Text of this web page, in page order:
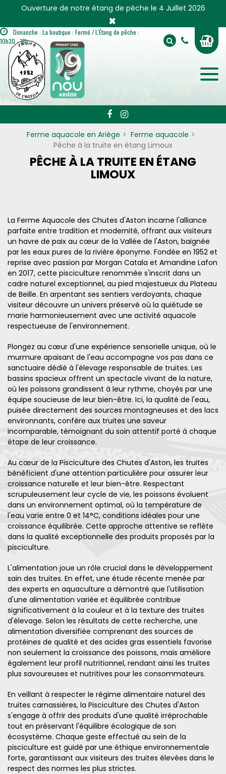
Ouverture de notre étang de pêche le 4 Juillet 2026
×
Dimanche : La boutique : Fermé / L'Étang de pêche :
10h30 - 18h
0
Ferme aquacole en Ariège
Ferme aquacole
Pêche à la truite en étang Limoux
PÊCHE À LA TRUITE EN ÉTANG
LIMOUX
La Ferme Aquacole des Chutes d'Aston incarne l'alliance
parfaite entre tradition et modernité, offrant aux visiteurs
un havre de paix au cœur de la Vallée de l'Aston, baignée
par les eaux pures de la rivière éponyme. Fondée en 1952 et
reprise avec passion par Morgan Catala et Amandine Lafon
en 2017, cette pisciculture renommée s'inscrit dans un
cadre naturel exceptionnel, au pied majestueux du Plateau
de Beille. En arpentant ses sentiers verdoyants, chaque
visiteur découvre un univers préservé où la quiétude se
marie harmonieusement avec une activité aquacole
respectueuse de l'environnement.
Plongez au cœur d'une expérience sensorielle unique, où le
murmure apaisant de l'eau accompagne vos pas dans ce
sanctuaire dédié à l'élevage responsable de truites. Les
bassins spacieux offrent un spectacle vivant de la nature,
où les poissons grandissent à leur rythme, choyés par une
équipe soucieuse de leur bien-être. Ici, la qualité de l'eau,
puisée directement des sources montagneuses et des lacs
environnants, confère aux truites une saveur
incomparable, témoignant du soin attentif porté à chaque
étape de leur croissance.
Au cœur de la Pisciculture des Chutes d'Aston, les truites
bénéficient d'une attention particulière pour assurer leur
croissance naturelle et leur bien-être. Respectant
scrupuleusement leur cycle de vie, les poissons évoluent
dans un environnement optimal, où la température de
l'eau varie entre 0 et 14°C, conditions idéales pour une
croissance équilibrée. Cette approche attentive se reflète
dans la qualité exceptionnelle des produits proposés par la
pisciculture.
L'alimentation joue un rôle crucial dans le développement
sain des truites. En effet, une étude récente menée par
des experts en aquaculture a démontré que l'utilisation
d'une alimentation variée et équilibrée contribue
significativement à la couleur et à la texture des truites
d'élevage. Selon les résultats de cette recherche, une
alimentation diversifiée comprenant des sources de
protéines de qualité et des acides gras essentiels favorise
non seulement la croissance des poissons, mais améliore
également leur profil nutritionnel, rendant ainsi les truites
plus savoureuses et nutritives pour les consommateurs.
En veillant à respecter le régime alimentaire naturel des
truites carnassières, la Pisciculture des Chutes d'Aston
s'engage à offrir des produits d'une qualité irréprochable
tout en préservant l'équilibre écologique de son
écosystème. Chaque geste effectué au sein de la
pisciculture est guidé par une éthique environnementale
forte, garantissant aux visiteurs des truites élevées dans le
respect des normes les plus strictes.
Panneau de gestion des cookies